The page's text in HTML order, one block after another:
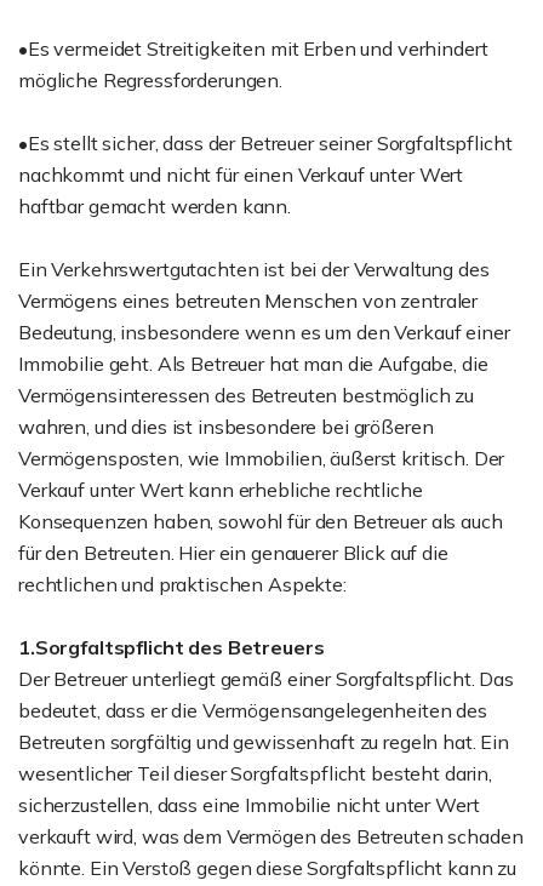
•Es vermeidet Streitigkeiten mit Erben und verhindert
mögliche Regressforderungen.
•Es stellt sicher, dass der Betreuer seiner Sorgfaltspflicht
nachkommt und nicht für einen Verkauf unter Wert
haftbar gemacht werden kann.
Ein Verkehrswertgutachten ist bei der Verwaltung des
Vermögens eines betreuten Menschen von zentraler
Bedeutung, insbesondere wenn es um den Verkauf einer
Immobilie geht. Als Betreuer hat man die Aufgabe, die
Vermögensinteressen des Betreuten bestmöglich zu
wahren, und dies ist insbesondere bei größeren
Vermögensposten, wie Immobilien, äußerst kritisch. Der
Verkauf unter Wert kann erhebliche rechtliche
Konsequenzen haben, sowohl für den Betreuer als auch
für den Betreuten. Hier ein genauerer Blick auf die
rechtlichen und praktischen Aspekte:
1.Sorgfaltspflicht des Betreuers
Der Betreuer unterliegt gemäß einer Sorgfaltspflicht. Das
bedeutet, dass er die Vermögensangelegenheiten des
Betreuten sorgfältig und gewissenhaft zu regeln hat. Ein
wesentlicher Teil dieser Sorgfaltspflicht besteht darin,
sicherzustellen, dass eine Immobilie nicht unter Wert
verkauft wird, was dem Vermögen des Betreuten schaden
könnte. Ein Verstoß gegen diese Sorgfaltspflicht kann zu